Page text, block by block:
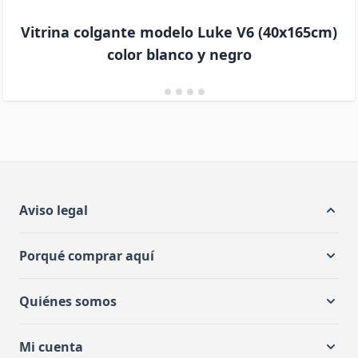
Vitrina colgante modelo Luke V6 (40x165cm)
color blanco y negro
Aviso legal
Porqué comprar aquí
Quiénes somos
Mi cuenta